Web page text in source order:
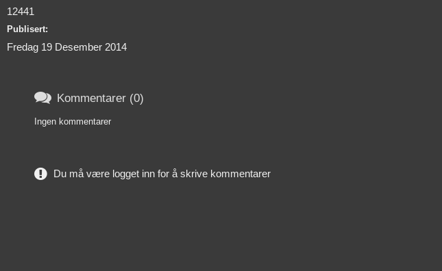
12441
Publisert:
Fredag 19 Desember 2014
 Kommentarer (0)
Ingen kommentarer
Du må være logget inn for å skrive kommentarer